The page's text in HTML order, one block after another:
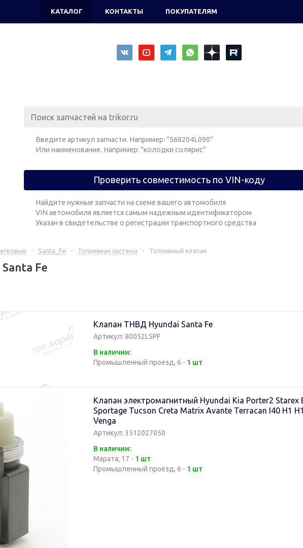
КАТАЛОГ КОНТАКТЫ ПОКУПАТЕЛЯМ
Введите артикул запчасти. Например: "568204L090"
Или наименование. Например: "колодки солярис"
Проверить совместимость по VIN-коду
Найдите нужные запчасти на схеме вашего автомобиля
VIN автомобиля является самым надежным идентификатором
Указан в свидетельстве о регистрации транспортного средства
- Santa_Fe - Топливная система - Топливный клапан
Fe
Клапан ТНВД Hyundai Santa Fe
Артикул: 80052LSPF
В наличии:
Промышленный проезд, 6 - 1 шт
Клапан электромагнитный Hyundai Kia Porter2 Starex
Sportage Tucson Creta Matrix Avante Terracan I40 H1
Venga
Артикул: 3512027050
В наличии:
Марата, 17 - 1 шт
Промышленный проезд, 6 - 1 шт